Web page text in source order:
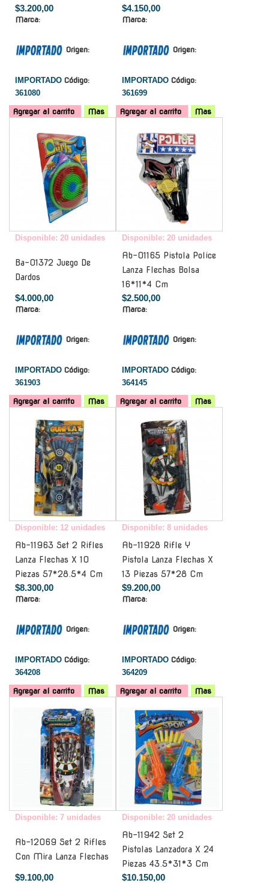
$3.200,00
Marca:
Origen:
IMPORTADO Código:
361080
Agregar al carrito Mas
$4.150,00
Marca:
Origen:
IMPORTADO Código:
361699
Agregar al carrito
Mas
Disponible: 20 unidades
Ba-01372 Juego De
Dardos
$4.000,00
Marca:
Origen:
IMPORTADO Código:
361903
Agregar al carrito Mas
Disponible: 20 unidades
Ab-01165 Pistola Police
Lanza Flechas Bolsa
16*11*4 Cm
$2.500,00
Marca:
Origen:
IMPORTADO Código:
364145
Agregar al carrito
Mas
Disponible: 12 unidades
Ab-11963 Set 2 Rifles
Lanza Flechas X 10
Piezas 57*28.5*4 Cm
$8.300,00
Marca:
Origen:
IMPORTADO Código:
364208
Agregar al carrito Mas
Disponible: 8 unidades
Ab-11928 Rifle Y
Pistola Lanza Flechas X
13 Piezas 57*28 Cm
$9.200,00
Marca:
Origen:
IMPORTADO Código:
364209
Agregar al carrito
Mas
Disponible: 7 unidades
Ab-12069 Set 2 Rifles
Con Mira Lanza Flechas
$9.100,00
Disponible: 20 unidades
Ab-11942 Set 2
Pistolas Lanzadora X 24
Piezas 43.5*31*3 Cm
$10.150,00